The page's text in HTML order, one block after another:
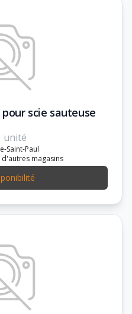
scie sauteuse
unité
Saint-Paul
magasins